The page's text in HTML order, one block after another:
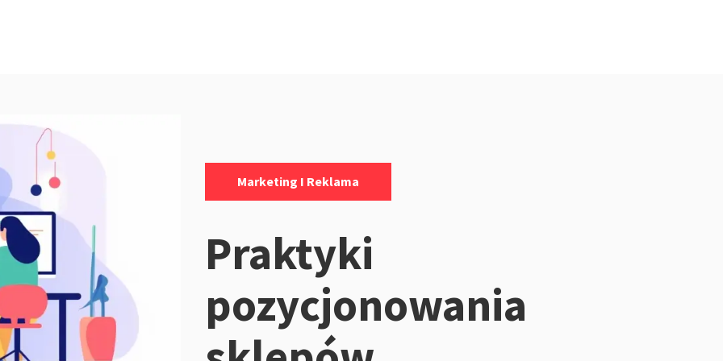
Marketing I Reklama
Praktyki
pozycjonowania